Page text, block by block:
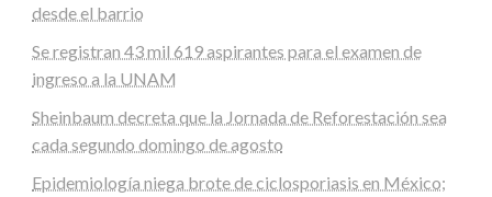
desde el barrio
Se registran 43 mil 619 aspirantes para el examen de
ingreso a la UNAM
Sheinbaum decreta que la Jornada de Reforestación sea
cada segundo domingo de agosto
Epidemiología niega brote de ciclosporiasis en México;